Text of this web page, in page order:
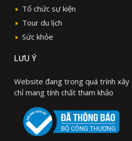
Tổ chức sự kiện
Tour du lịch
Sức khỏe
LƯU Ý
Website đang trong quá trình
chỉ mang tính chất tham khảo